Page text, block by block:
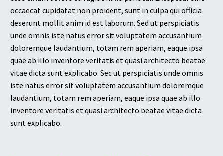
occaecat cupidatat non proident, sunt in culpa qui officia
deserunt mollit anim id est laborum. Sed ut perspiciatis
unde omnis iste natus error sit voluptatem accusantium
doloremque laudantium, totam rem aperiam, eaque ipsa
quae ab illo inventore veritatis et quasi architecto beatae
vitae dicta sunt explicabo. Sed ut perspiciatis unde omnis
iste natus error sit voluptatem accusantium doloremque
laudantium, totam rem aperiam, eaque ipsa quae ab illo
inventore veritatis et quasi architecto beatae vitae dicta
sunt explicabo.